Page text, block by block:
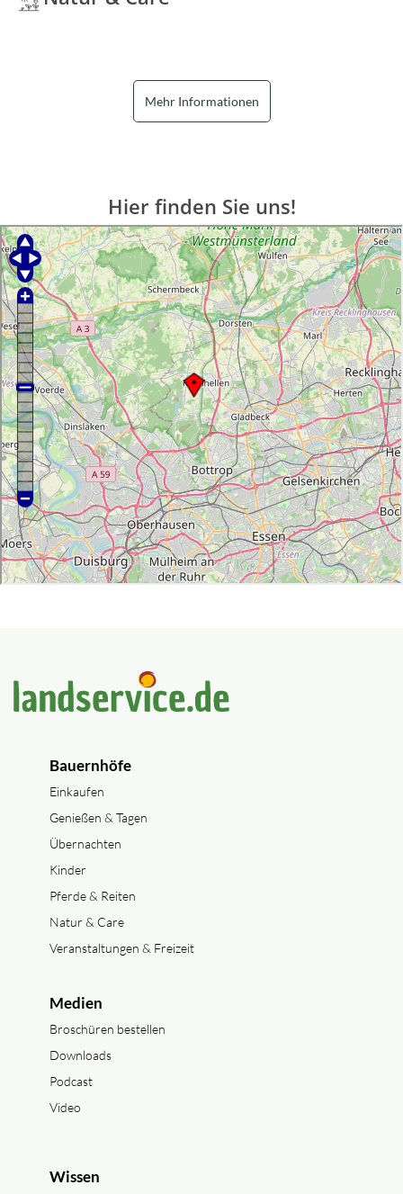
Mehr Informationen
Hier finden Sie uns!
Bauernhöfe
Einkaufen
Genießen & Tagen
Übernachten
Kinder
Pferde & Reiten
Natur & Care
Veranstaltungen & Freizeit
Medien
Broschüren bestellen
Downloads
Podcast
Video
Wissen